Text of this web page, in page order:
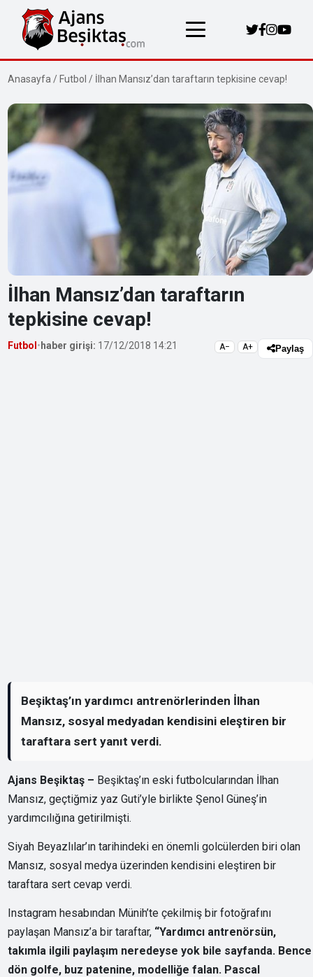
Anasayfa / Futbol / İlhan Mansız’dan taraftarın tepkisine cevap!
İlhan Mansız’dan taraftarın
tepkisine cevap!
Futbol • haber girişi: 17/12/2018 14:21 A− A+ Paylaş
Beşiktaş’ın yardımcı antrenörlerinden İlhan
Mansız, sosyal medyadan kendisini eleştiren bir
taraftara sert yanıt verdi.
Ajans Beşiktaş – Beşiktaş’ın eski futbolcularından İlhan
Mansız, geçtiğmiz yaz Guti’yle birlikte Şenol Güneş’in
yardımcılığına getirilmişti.
Siyah Beyazlılar’ın tarihindeki en önemli golcülerden biri olan
Mansız, sosyal medya üzerinden kendisini eleştiren bir
taraftara sert cevap verdi.
Instagram hesabından Münih’te çekilmiş bir fotoğrafını
paylaşan Mansız’a bir taraftar, “Yardımcı antrenörsün,
takımla ilgili paylaşım neredeyse yok bile sayfanda. Bence
dön golfe, buz patenine, modelliğe falan. Pascal